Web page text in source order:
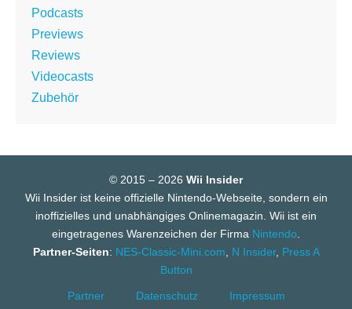
Podcasts
Previews
Reviews
Videocasts
Zubehör
© 2015 – 2026 Wii Insider
Wii Insider ist keine offizielle Nintendo-Webseite, sondern ein
inoffizielles und unabhängiges Onlinemagazin. Wii ist ein
eingetragenes Warenzeichen der Firma Nintendo.
Partner-Seiten: NES-Classic-Mini.com, N Insider, Press A
Button
Partner Datenschutz Impressum